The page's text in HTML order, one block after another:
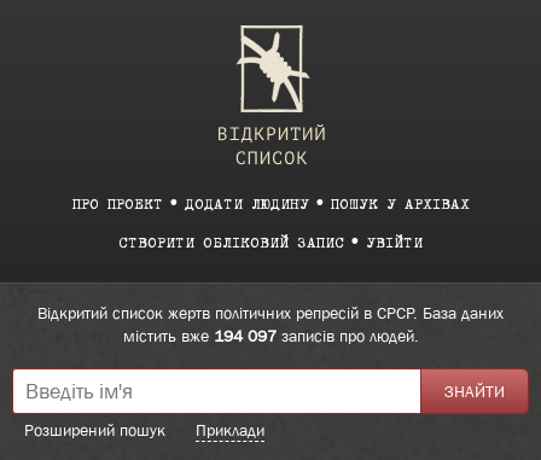
ПРО ПРОЕКТ ДОДАТИ ЛЮДИНУ ПОШУК У АРХІВАХ
СТВОРИТИ ОБЛІКОВИЙ ЗАПИС УВІЙТИ
Відкритий список жертв політичних репресій в СРСР. База даних
містить вже 194 097записів про людей.
Розширений пошук Приклади